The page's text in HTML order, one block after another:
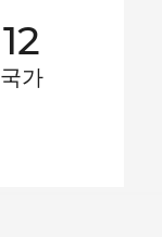
12
국가